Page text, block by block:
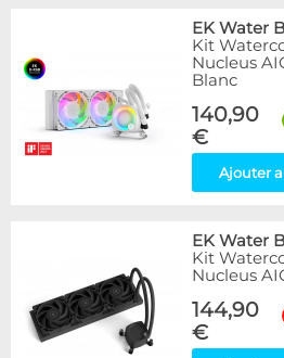
EK Water
Kit
Nucleus
Blanc
140,90
€
Ajouter
EK Water
Kit
Nucleus
144,90
€